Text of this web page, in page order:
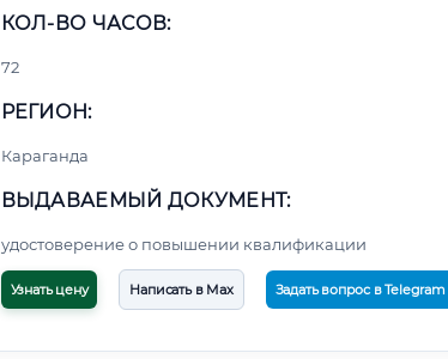
КОЛ-ВО ЧАСОВ:
72
РЕГИОН:
Караганда
ВЫДАВАЕМЫЙ ДОКУМЕНТ:
удостоверение о повышении квалификации
Узнать цену Написать в Max Задать вопрос в Telegram